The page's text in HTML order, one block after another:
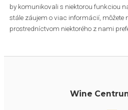
by komunikovali s niektorou funkciou
stále záujem o viac informácií, môžete
prostredníctvom niektorého z nami
Wine